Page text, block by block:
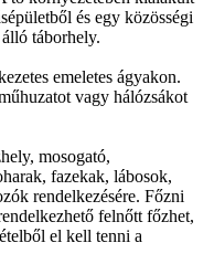
és egy közösségi
táborhely.
emeletes ágyakon.
vagy hálózsákot
mosogató,
fazekak, lábosok,
rendelkezésére. Főzni
felnőtt főzhet,
el kell tenni a